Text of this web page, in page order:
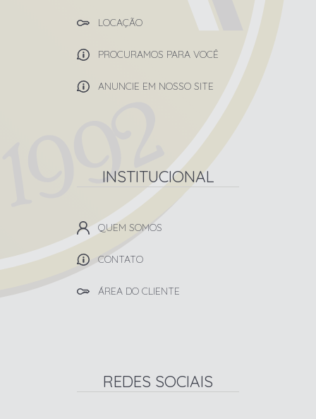
LOCAÇÃO
PROCURAMOS PARA VOCÊ
ANUNCIE EM NOSSO SITE
INSTITUCIONAL
QUEM SOMOS
CONTATO
ÁREA DO CLIENTE
REDES SOCIAIS